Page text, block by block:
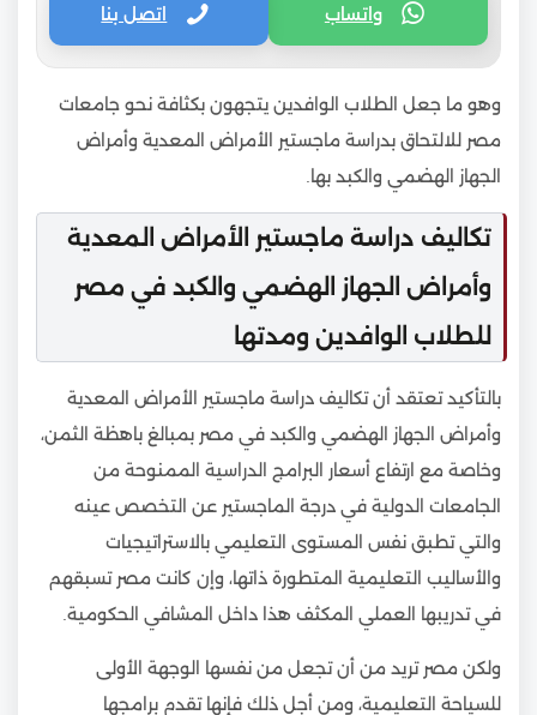
واتساب اتصل بنا
وهو ما جعل الطلاب الوافدين يتجهون بكثافة نحو جامعات
مصر للالتحاق بدراسة ماجستير الأمراض المعدية وأمراض
الجهاز الهضمي والكبد بها.
تكاليف دراسة ماجستير الأمراض المعدية
وأمراض الجهاز الهضمي والكبد في مصر
للطلاب الوافدين ومدتها
بالتأكيد تعتقد أن تكاليف دراسة ماجستير الأمراض المعدية
وأمراض الجهاز الهضمي والكبد في مصر بمبالغ باهظة الثمن،
وخاصة مع ارتفاع أسعار البرامج الدراسية الممنوحة من
الجامعات الدولية في درجة الماجستير عن التخصص عينه
والتي تطبق نفس المستوى التعليمي بالاستراتيجيات
والأساليب التعليمية المتطورة ذاتها، وإن كانت مصر تسبقهم
في تدريبها العملي المكثف هذا داخل المشافي الحكومية.
ولكن مصر تريد من أن تجعل من نفسها الوجهة الأولى
للسياحة التعليمية، ومن أجل ذلك فإنها تقدم برامجها